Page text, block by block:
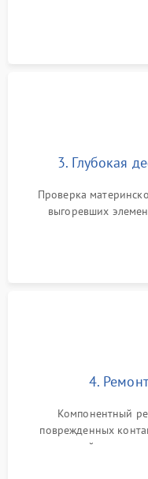
очистка
скопившейся
3. Глубокая
Проверка
выгоревших
тестирование
всасывания. Оценка
4.
Компонентный
поврежденных
двигателей,
лидара или помпы